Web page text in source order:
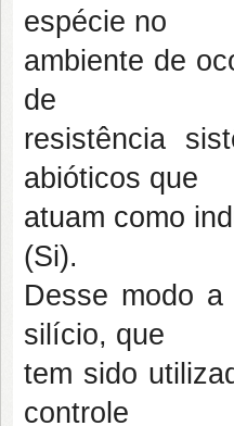
espécie no
ambiente de
de
resistência
abióticos que
atuam como
(Si).
Desse modo
silício, que
tem sido
controle